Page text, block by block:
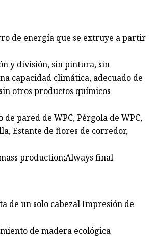
de energía que se extruye a partir
y división, sin pintura, sin
capacidad climática, adecuado de
otros productos químicos
pared de WPC, Pérgola de WPC,
Estante de flores de corredor,
production;Always final
de un solo cabezal Impresión de
de madera ecológica